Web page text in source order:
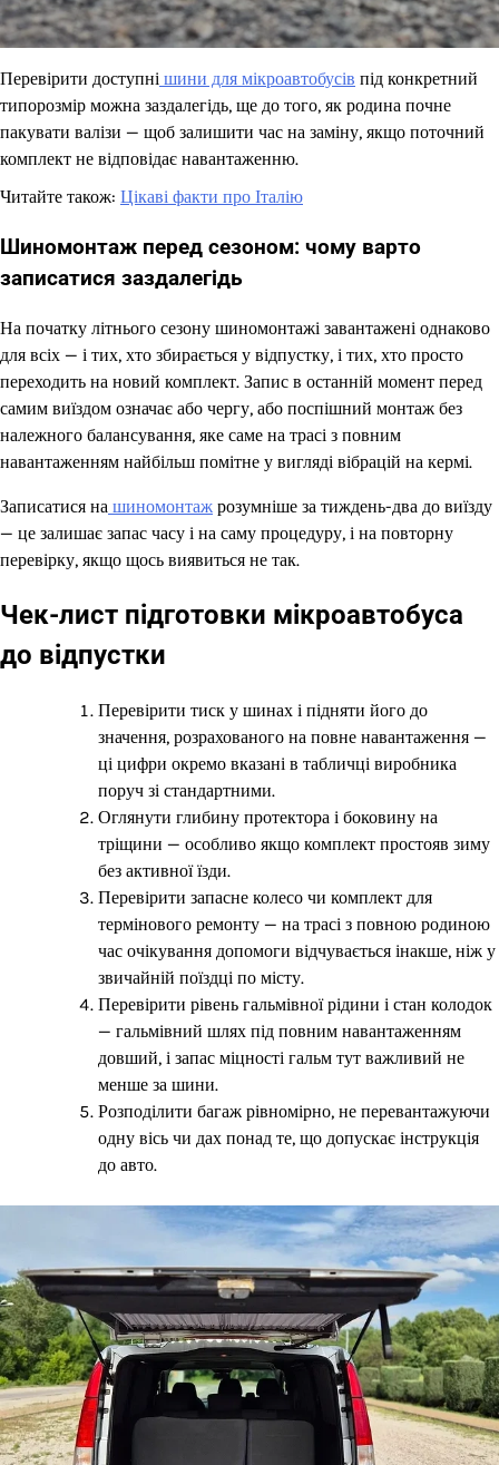
Перевірити доступні шини для мікроавтобусів під конкретний
типорозмір можна заздалегідь, ще до того, як родина почне
пакувати валізи — щоб залишити час на заміну, якщо поточний
комплект не відповідає навантаженню.
Читайте також: Цікаві факти про Італію
Шиномонтаж перед сезоном: чому варто
записатися заздалегідь
На початку літнього сезону шиномонтажі завантажені однаково
для всіх — і тих, хто збирається у відпустку, і тих, хто просто
переходить на новий комплект. Запис в останній момент перед
самим виїздом означає або чергу, або поспішний монтаж без
належного балансування, яке саме на трасі з повним
навантаженням найбільш помітне у вигляді вібрацій на кермі.
Записатися на шиномонтаж розумніше за тиждень-два до виїзду
— це залишає запас часу і на саму процедуру, і на повторну
перевірку, якщо щось виявиться не так.
Чек-лист підготовки мікроавтобуса
до відпустки
Перевірити тиск у шинах і підняти його до
значення, розрахованого на повне навантаження —
ці цифри окремо вказані в табличці виробника
поруч зі стандартними.
Оглянути глибину протектора і боковину на
тріщини — особливо якщо комплект простояв зиму
без активної їзди.
Перевірити запасне колесо чи комплект для
термінового ремонту — на трасі з повною родиною
час очікування допомоги відчувається інакше, ніж у
звичайній поїздці по місту.
Перевірити рівень гальмівної рідини і стан колодок
— гальмівний шлях під повним навантаженням
довший, і запас міцності гальм тут важливий не
менше за шини.
Розподілити багаж рівномірно, не перевантажуючи
одну вісь чи дах понад те, що допускає інструкція
до авто.